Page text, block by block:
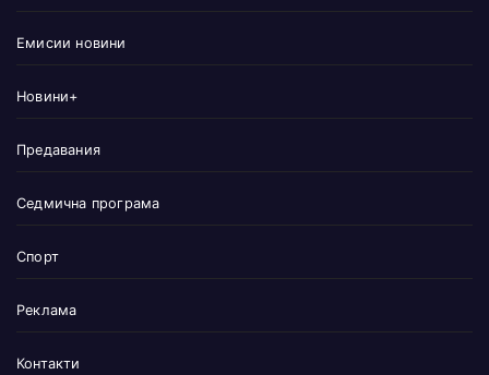
Емисии новини
Новини+
Предавания
Седмична програма
Спорт
Реклама
Контакти